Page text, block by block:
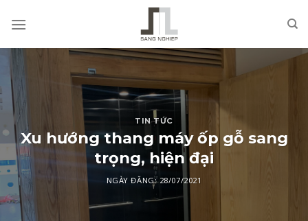
TIN TỨC
Xu hướng thang máy ốp gỗ sang
trọng, hiện đại
NGÀY ĐĂNG:28/07/2021